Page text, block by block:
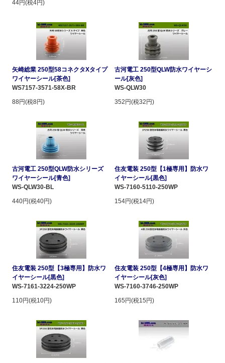
44円(税4円)
矢崎総業 250型58コネクタXタイプ
ワイヤーシール[茶色]
WS7157-3571-58X-BR
88円(税8円)
古河電工 250型QLW防水ワイヤーシ
ール[灰色]
WS-QLW30
352円(税32円)
古河電工 250型QLW防水シリーズ
ワイヤーシール[青色]
WS-QLW30-BL
440円(税40円)
住友電装 250型【1極専用】防水ワ
イヤーシール[黒色]
WS-7160-5110-250WP
154円(税14円)
住友電装 250型【3極専用】防水ワ
イヤーシール[黒色]
WS-7161-3224-250WP
110円(税10円)
住友電装 250型【4極専用】防水ワ
イヤーシール[灰色]
WS-7160-3746-250WP
165円(税15円)